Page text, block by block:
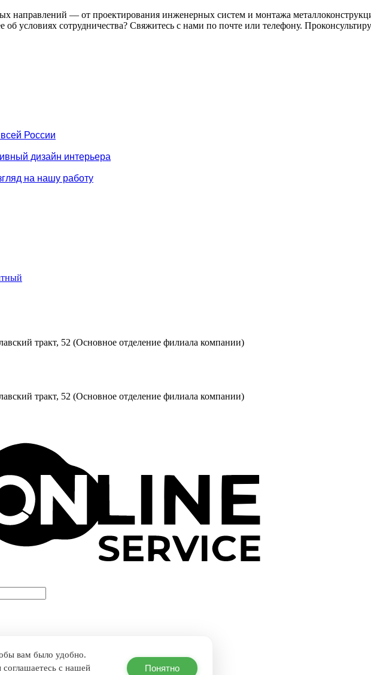
вам было удобно.
с нашей
Понятно
направлений — от проектирования инженерных систем и монтажа
об условиях сотрудничества? Свяжитесь с нами по почте или телефону.
России
дизайн интерьера
на нашу работу
тракт, 52 (Основное отделение филиала компании)
тракт, 52 (Основное отделение филиала компании)